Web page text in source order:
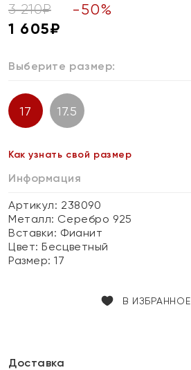
3 210₽ -50%
1 605₽
Выберите размер:
17 17.5
Как узнать свой размер
Информация
Артикул: 238090
Металл: Серебро 925
Вставки: Фианит
Цвет:Бесцветный
Размер:17
В ИЗБРАННОЕ
Доставка